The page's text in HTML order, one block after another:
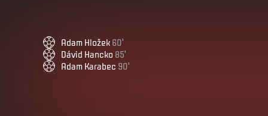
Adam Hložek 60'
Dávid Hancko 85'
Adam Karabec 90'